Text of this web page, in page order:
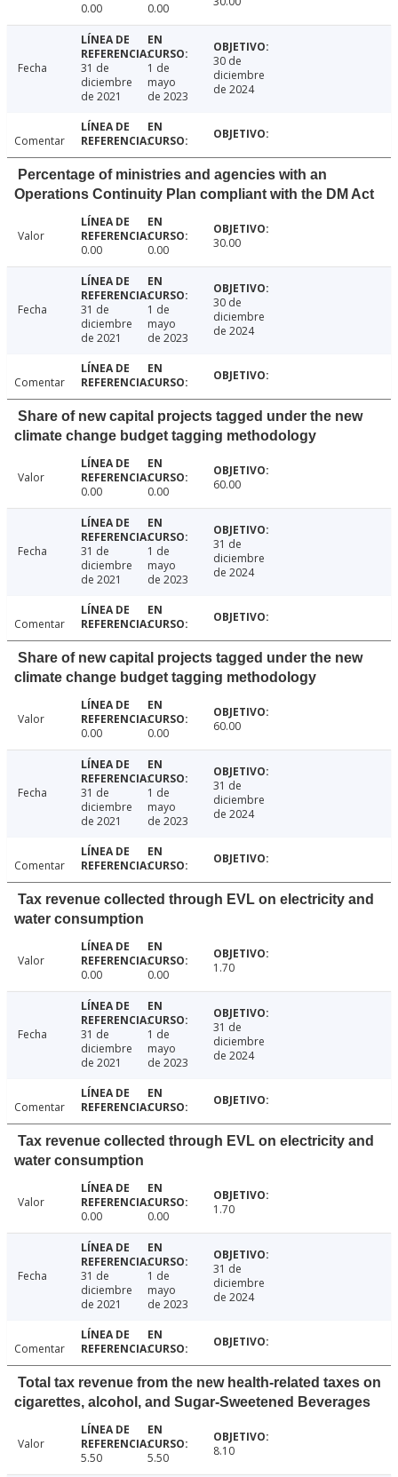
0.00
0.00
Fecha
31 de
diciembre
de 2021
1 de
mayo
de 2023
30 de
diciembre
de 2024
Comentar
Percentage of ministries and agencies with an
Operations Continuity Plan compliant with the DM Act
Valor
0.00
0.00 30.00
Fecha
31 de
diciembre
de 2021
1 de
mayo
de 2023
30 de
diciembre
de 2024
Comentar
Share of new capital projects tagged under the new
climate change budget tagging methodology
Valor
0.00
0.00 60.00
Fecha
31 de
diciembre
de 2021
1 de
mayo
de 2023
31 de
diciembre
de 2024
Comentar
Share of new capital projects tagged under the new
climate change budget tagging methodology
Valor
0.00
0.00 60.00
Fecha
31 de
diciembre
de 2021
1 de
mayo
de 2023
31 de
diciembre
de 2024
Comentar
Tax revenue collected through EVL on electricity and
water consumption
Valor
0.00
0.00 1.70
Fecha
31 de
diciembre
de 2021
1 de
mayo
de 2023
31 de
diciembre
de 2024
Comentar
Tax revenue collected through EVL on electricity and
water consumption
Valor
0.00
0.00 1.70
Fecha
31 de
diciembre
de 2021
1 de
mayo
de 2023
31 de
diciembre
de 2024
Comentar
Total tax revenue from the new health-related taxes on
cigarettes, alcohol, and Sugar-Sweetened Beverages
Valor
5.50
5.50 8.10